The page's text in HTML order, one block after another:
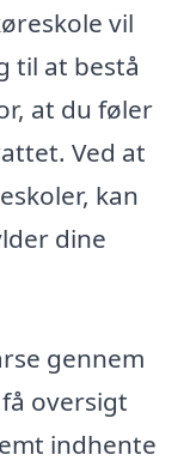
vil
til at bestå
at du føler
Ved at
kan
dine
gennem
oversigt
indhente